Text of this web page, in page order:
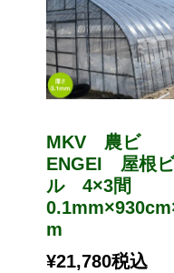
MKV 農ビ
ENGEI 屋根
ル 4×3間
m
¥21,780税込